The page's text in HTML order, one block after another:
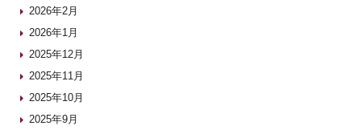
2026年2月
2026年1月
2025年12月
2025年11月
2025年10月
2025年9月